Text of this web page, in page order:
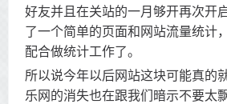
好友并且在关站的一月够开再次开
了一个简单的页面和网站流量统计
配合做统计工作了。
所以说今年以后网站这块可能真的
乐网的消失也在跟我们暗示不要太